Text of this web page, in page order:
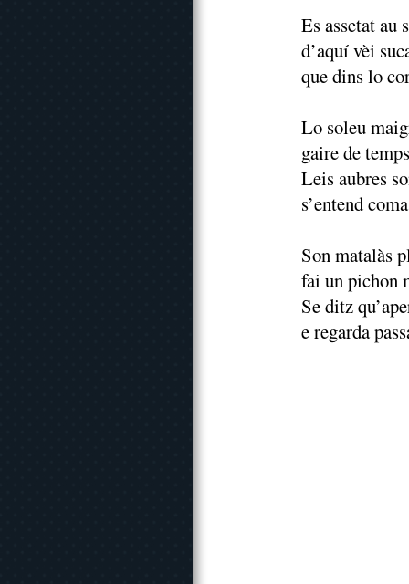
Es assetat au
d’aquí vèi
que dins lo
Lo soleu
gaire de
Leis aubres
s’entend
Son matalàs
fai un pichon
Se ditz
e regarda